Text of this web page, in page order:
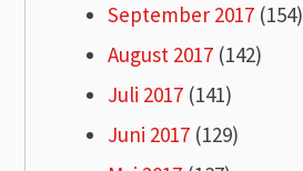
September 2017 (154)
August 2017 (142)
Juli 2017 (141)
Juni 2017 (129)